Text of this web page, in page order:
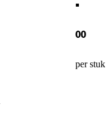
00
per stuk